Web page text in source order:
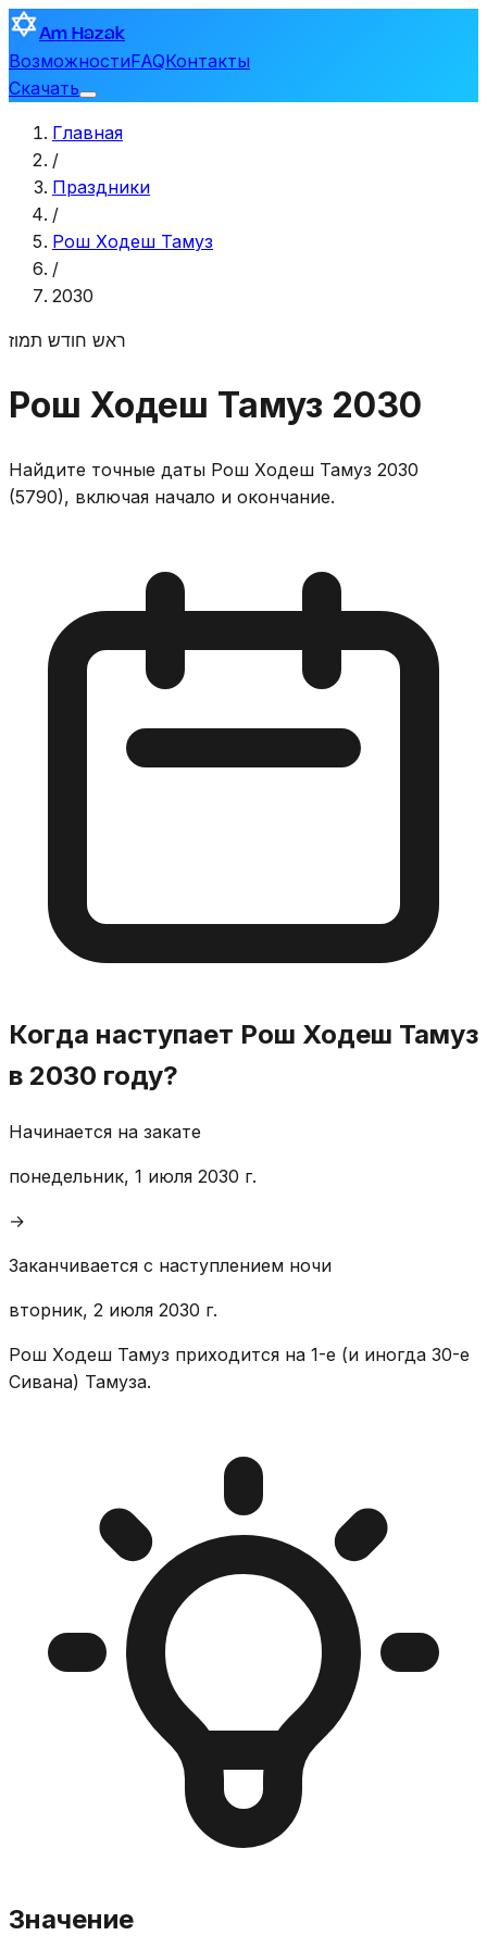
Am Hazak
ВозможностиFAQКонтакты
Скачать
Главная
/
Праздники
/
Рош Ходеш Тамуз
/
2030
ראש חודש תמוז
Рош Ходеш Тамуз 2030
Найдите точные даты Рош Ходеш Тамуз 2030
(5790), включая начало и окончание.
Когда наступает Рош Ходеш Тамуз
в 2030 году?
Начинается на закате
понедельник, 1 июля 2030 г.
→
Заканчивается с наступлением ночи
вторник, 2 июля 2030 г.
Рош Ходеш Тамуз приходится на 1-е (и иногда 30-е
Сивана) Тамуза.
Значение